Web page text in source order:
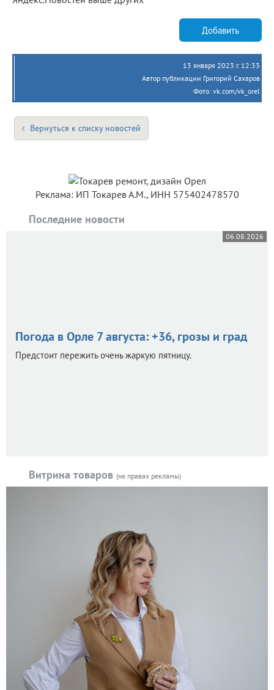
Добавить
13 января 2023 г. 12:33
Автор публикации Григорий Сахаров
Фото: vk.com/vk_orel
Вернуться к списку новостей
Реклама: ИП Токарев А.М., ИНН 575402478570
Последние новости
06.08.2026
Погода в Орле 7 августа: +36, грозы и град
Предстоит пережить очень жаркую пятницу.
Витрина товаров (на правах рекламы)